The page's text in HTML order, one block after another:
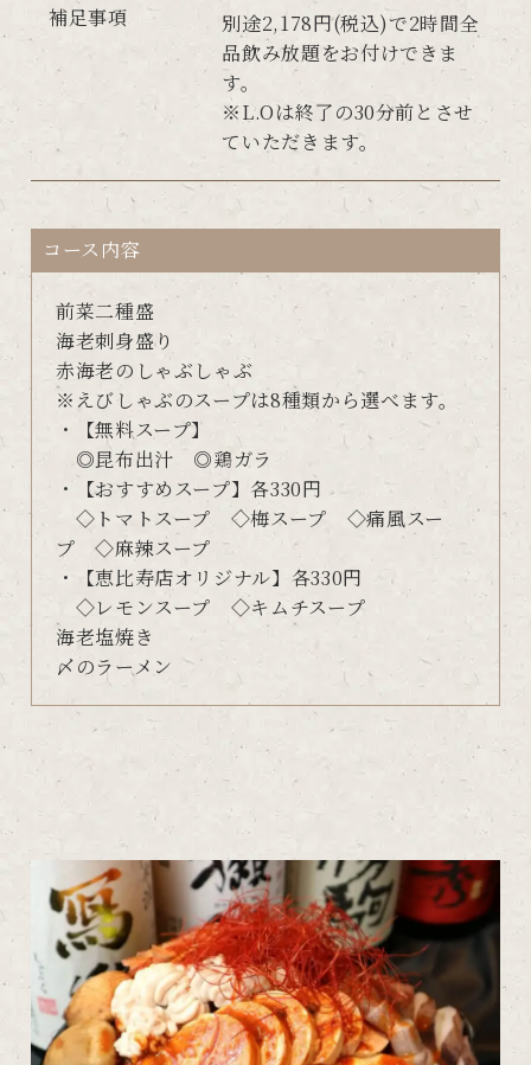
補足事項
別途2,178円(税込)で2時間全
品飲み放題をお付けできま
す。
※L.Oは終了の30分前とさせ
ていただきます。
コース内容
前菜二種盛
海老刺身盛り
赤海老のしゃぶしゃぶ
※えびしゃぶのスープは8種類から選べます。
・【無料スープ】
◎昆布出汁 ◎鶏ガラ
・【おすすめスープ】各330円
◇トマトスープ ◇梅スープ ◇痛風スー
プ ◇麻辣スープ
・【恵比寿店オリジナル】各330円
◇レモンスープ ◇キムチスープ
海老塩焼き
〆のラーメン